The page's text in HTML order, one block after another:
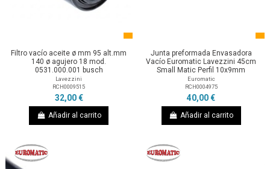
Filtro vacío aceite ø mm 95 alt.mm
140 ø agujero 18 mod.
0531.000.001 busch
Lavezzini
RCH0009515
32,00 €
Añadir al carrito
Junta preformada Envasadora
Vacío Euromatic Lavezzini 45cm
Small Matic Perfil 10x9mm
Euromatic
RCH0004975
40,00 €
Añadir al carrito